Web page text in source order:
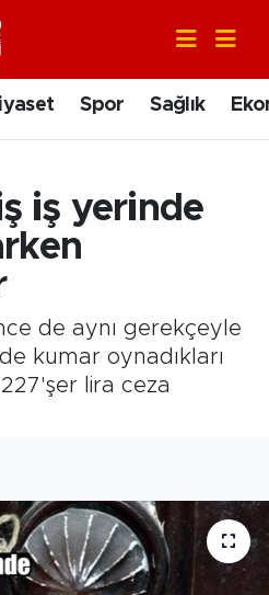
Spor Sağlık
iş yerinde
de aynı gerekçeyle
kumar oynadıkları
lira ceza
ve Fikstür